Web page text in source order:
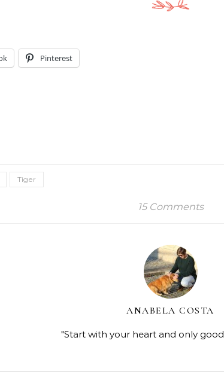
Pinterest
Tiger
15 Comments
ANABELA COSTA
"Start with your heart and only good